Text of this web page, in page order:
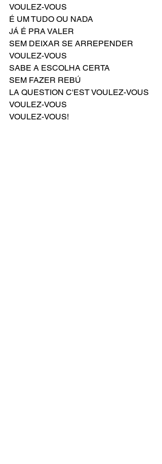
VOULEZ-VOUS
É UM TUDO OU NADA
JÁ É PRA VALER
SEM DEIXAR SE ARREPENDER
VOULEZ-VOUS
SABE A ESCOLHA CERTA
SEM FAZER REBÚ
LA QUESTION C'EST VOULEZ-VOUS
VOULEZ-VOUS
VOULEZ-VOUS!